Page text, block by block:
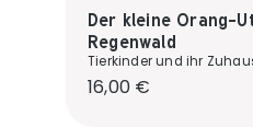
Der kleine Orang-
Regenwald
Tierkinder und ihr
Regulärer Preis:
16,00 €